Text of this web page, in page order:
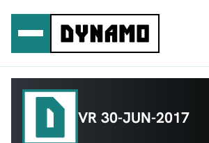
inhoud
VR 30-JUN-2017